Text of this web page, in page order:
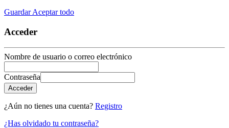
GuardarAceptar todo
Acceder
Nombre de usuario o correo electrónico
Contraseña
Acceder
¿Aún no tienes una cuenta? Registro
¿Has olvidado tu contraseña?